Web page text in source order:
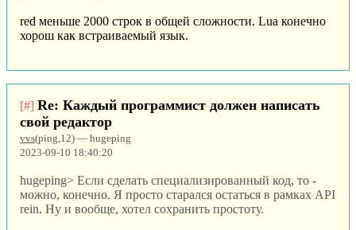
red меньше 2000 строк в общей сложности. Lua конечно
хорош как встраиваемый язык.
[#] Re: Каждый программист должен написать
свой редактор
vvs(ping,12) — hugeping
2023-09-10 18:40:20
hugeping> Если сделать специализированный код, то -
можно, конечно. Я просто старался остаться в рамках API
rein. Ну и вообще, хотел сохранить простоту.